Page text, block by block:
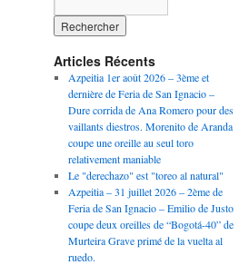
Articles Récents
Azpeitia 1er août 2026 – 3ème et
dernière de Feria de San Ignacio –
Dure corrida de Ana Romero pour des
vaillants diestros. Morenito de Aranda
coupe une oreille au seul toro
relativement maniable
Le "derechazo" est "toreo al natural"
Azpeitia – 31 juillet 2026 – 2ème de
Feria de San Ignacio – Emilio de Justo
coupe deux oreilles de “Bogotá-40” de
Murteira Grave primé de la vuelta al
ruedo.